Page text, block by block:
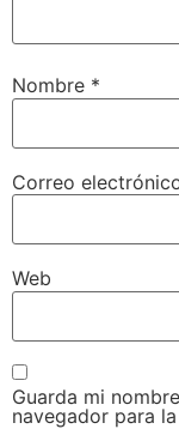
Nombre *
Correo
Web
Guarda mi
navegador para